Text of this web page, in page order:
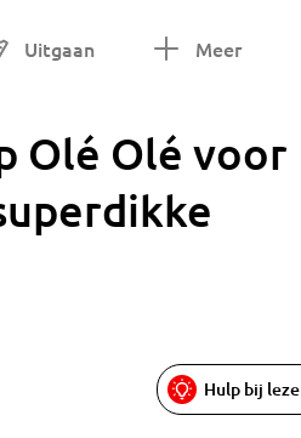
Uitgaan Meer
Olé Olé voor
Hulp bij